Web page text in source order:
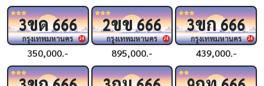
24
3ขด666
กรุงเทพมหานคร
350,000.-
24
2ขข666
กรุงเทพมหานคร
895,000.-
24
3ขก666
กรุงเทพมหานคร
439,000.-